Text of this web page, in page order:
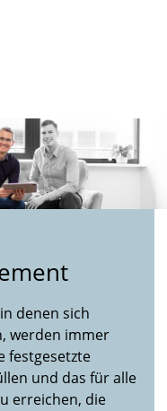
denen sich
werden immer
festgesetzte
und das für alle
erreichen, die